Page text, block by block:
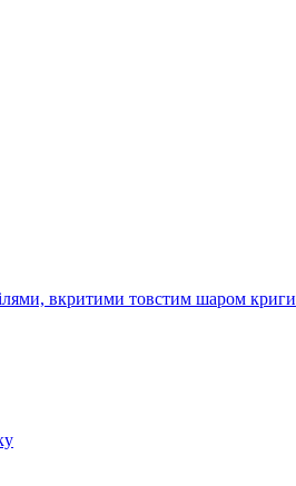
вкритими товстим шаром криги